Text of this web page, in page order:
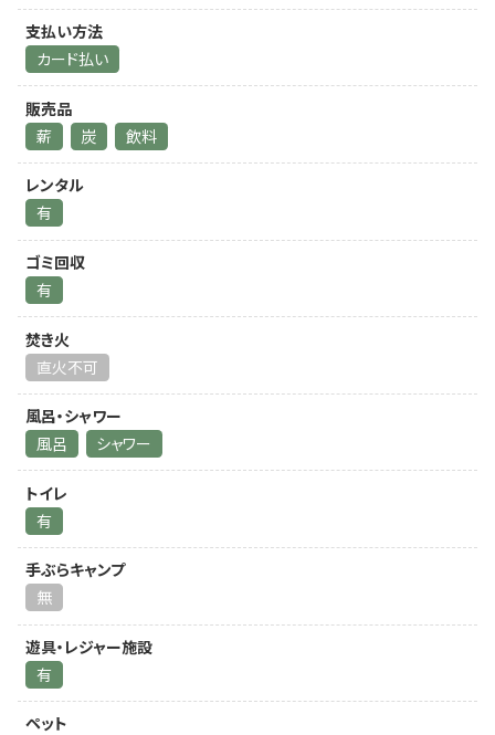
支払い方法
カード払い
販売品
薪
炭 飲料
レンタル
有
ゴミ回収
有
焚き火
直火不可
風呂・シャワー
風呂
シャワー
トイレ
有
手ぶらキャンプ
無
遊具・レジャー施設
有
ペット